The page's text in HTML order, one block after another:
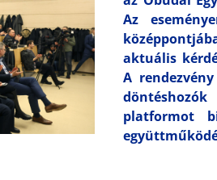
Az
aktuális
A
platformot